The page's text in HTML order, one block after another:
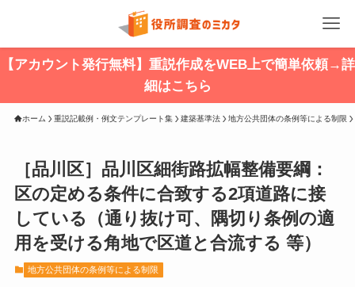
【アカウント発行無料】重説作成をWEB上で簡単依頼→詳
細はこちら
ホーム 重説記載例・例文テンプレート集 建築基準法 地方公共団体の条例等による制限
［品川区］品川区細街路拡幅整備要綱：
区の定める条件に合致する2項道路に接
している（通り抜け可、隅切り条例の適
用を受ける角地で区道と合流する 等）
地方公共団体の条例等による制限